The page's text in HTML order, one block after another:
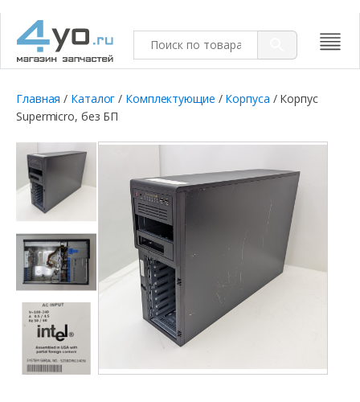
Главная / Каталог / Комплектующие / Корпуса / Корпус
Supermicro, без БП